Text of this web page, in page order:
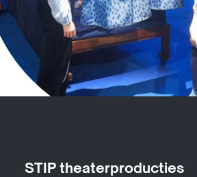
STIP theaterproducties